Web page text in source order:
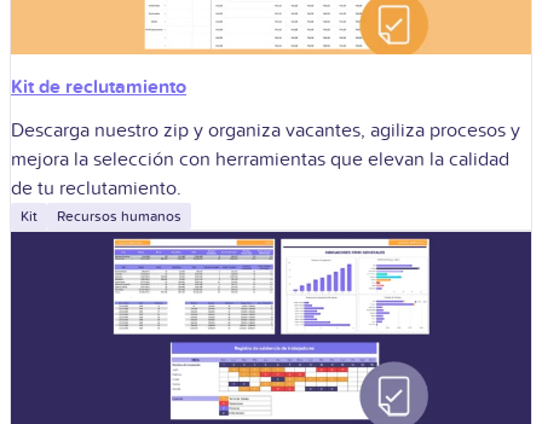
Kit de reclutamiento
Descarga nuestro zip y organiza vacantes, agiliza procesos y
mejora la selección con herramientas que elevan la calidad
de tu reclutamiento.
Kit Recursos humanos